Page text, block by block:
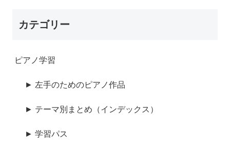
カテゴリー
ピアノ学習
► 左手のためのピアノ作品
► テーマ別まとめ（インデックス）
► 学習パス